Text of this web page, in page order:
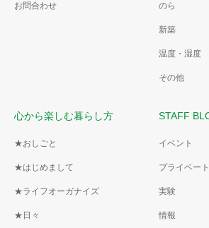
お問合わせ のら
新築
温度・湿度
その他
心から楽しむ暮らし方
★おしごと
★はじめまして
★ライフオーガナイズ
★日々
STAFF
イベント
プライベート
実験
情報